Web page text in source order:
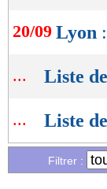
20/09 Lyon
... Liste
... Liste
Filtrer :